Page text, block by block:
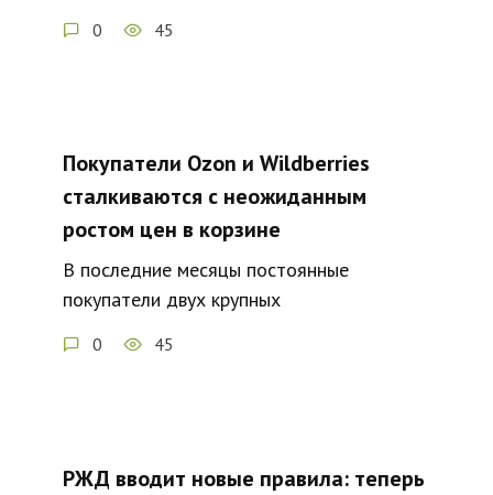
0 45
Покупатели Ozon и Wildberries
сталкиваются с неожиданным
ростом цен в корзине
В последние месяцы постоянные
покупатели двух крупных
0 45
РЖД вводит новые правила: теперь